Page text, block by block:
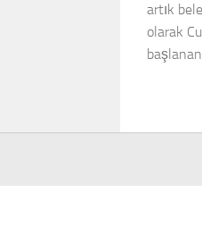
artık
olarak